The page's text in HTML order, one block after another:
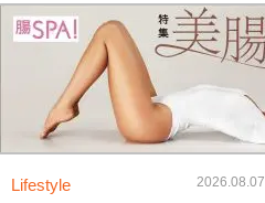
Lifestyle 2026.08.07